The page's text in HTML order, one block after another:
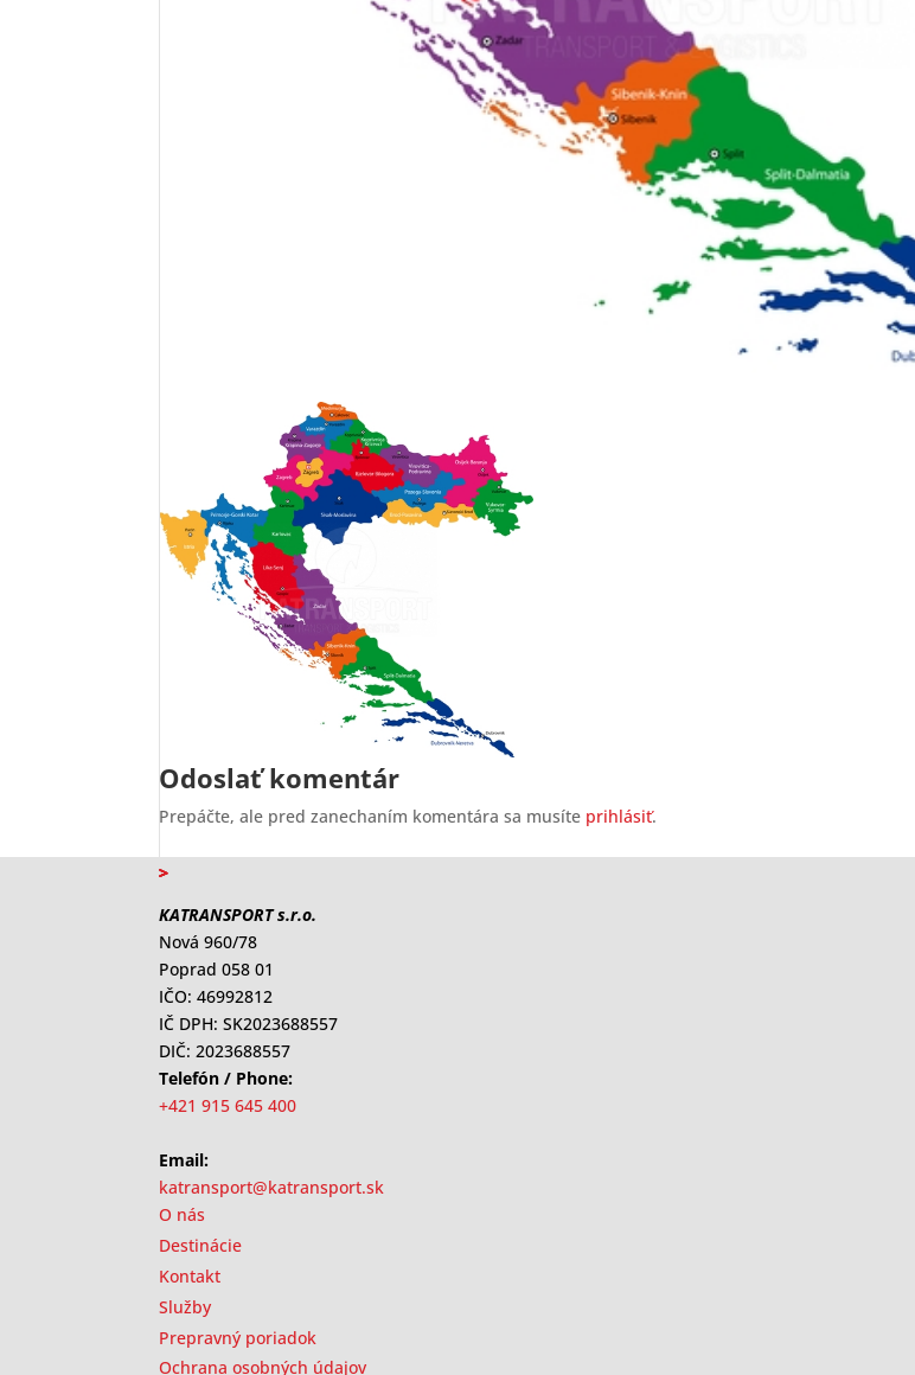
Odoslať komentár
Prepáčte, ale pred zanechaním komentára sa musíte prihlásiť.
KATRANSPORT s.r.o.
Nová 960/78
Poprad 058 01
IČO: 46992812
IČ DPH: SK2023688557
DIČ: 2023688557
Telefón / Phone:
+421 915 645 400
Email:
katransport@katransport.sk
O nás
Destinácie
Kontakt
Služby
Prepravný poriadok
Ochrana osobných údajov